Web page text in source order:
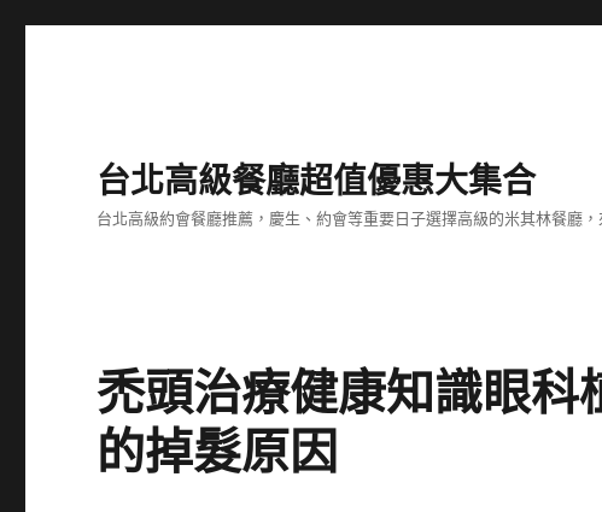
台北高級餐廳超值優惠大集合
台北高級約會餐廳推薦，慶生、約會等重要日子選擇高級的米其林餐廳
禿頭治療健康知識眼科
的掉髮原因